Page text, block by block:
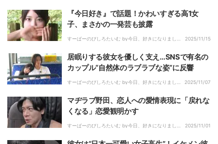
『今日好き』で話題！かわいすぎる高1女
子、まさかの一発芸も披露
すーぱーのびしろたいむ by今日、好きになりまし
2025/11/15
居眠りする彼女を優しく支え…SNSで有名の
カップル“自然体のラブラブな姿”に反響
すーぱーのびしろたいむ by今日、好きになりまし
2025/11/07
マヂラブ野田、恋人への愛情表現に「戻れな
くなる」恋愛観明かす
すーぱーのびしろたいむ by今日、好きになりまし
2025/11/01